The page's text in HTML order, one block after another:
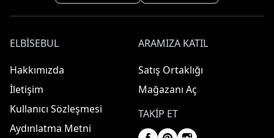
ELBISEBUL
Hakkımızda
İletişim
Kullanıcı Sözleşmesi
Aydınlatma Metni
ARAMIZA KATIL
Satış Ortaklığı
Mağazanı Aç
TAKIP ET